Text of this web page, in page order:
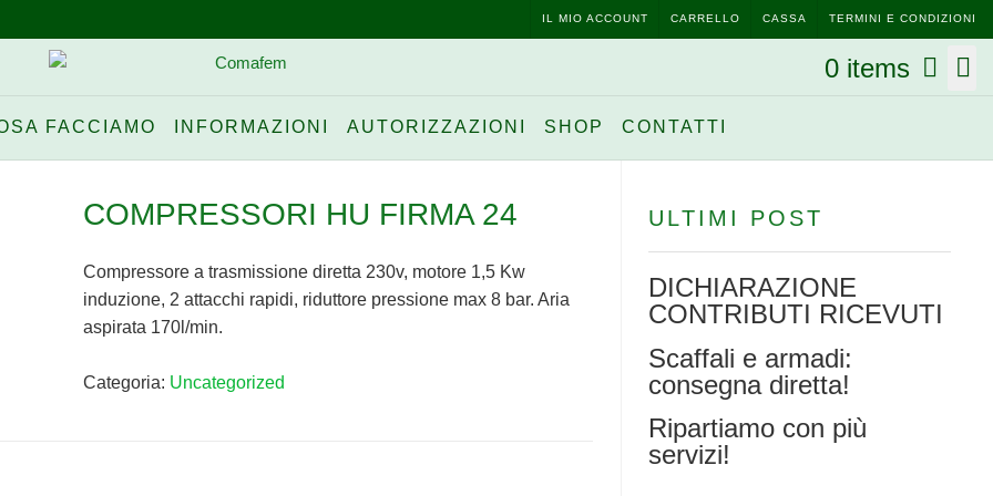
IL MIO ACCOUNT CARRELLO CASSA TERMINI E CONDIZIONI
0 items
FACCIAMO INFORMAZIONI AUTORIZZAZIONI SHOP CONTATTI
COMPRESSORI HU FIRMA 24
Compressore a trasmissione diretta 230v, motore 1,5 Kw
induzione, 2 attacchi rapidi, riduttore pressione max 8 bar. Aria
aspirata 170l/min.
Categoria: Uncategorized
ULTIMI POST
DICHIARAZIONE
CONTRIBUTI RICEVUTI
Scaffali e armadi:
consegna diretta!
Ripartiamo con più
servizi!